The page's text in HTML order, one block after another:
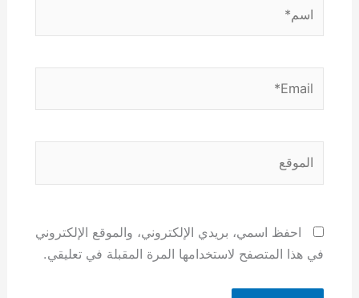
احفظ اسمي، بريدي الإلكتروني، والموقع الإلكتروني
في هذا المتصفح لاستخدامها المرة المقبلة في تعليقي.